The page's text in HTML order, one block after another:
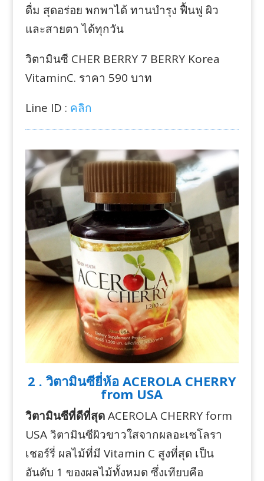
ดื่ม สุดอร่อย พกพาได้ ทานบำรุง ฟื้นฟู ผิว
และสายตา ได้ทุกวัน
วิตามินซี CHER BERRY 7 BERRY Korea
VitaminC. ราคา 590 บาท
Line ID : คลิก
2 . วิตามินซียี่ห้อ ACEROLA CHERRY
from USA
วิตามินซีที่ดีที่สุดACEROLA CHERRY form
USA วิตามินซีผิวขาวใสจากผลอะเซโลรา
เชอร์รี่ ผลไม้ที่มี Vitamin C สูงที่สุด เป็น
อันดับ 1 ของผลไม้ทั้งหมด ซึ่งเทียบคือ